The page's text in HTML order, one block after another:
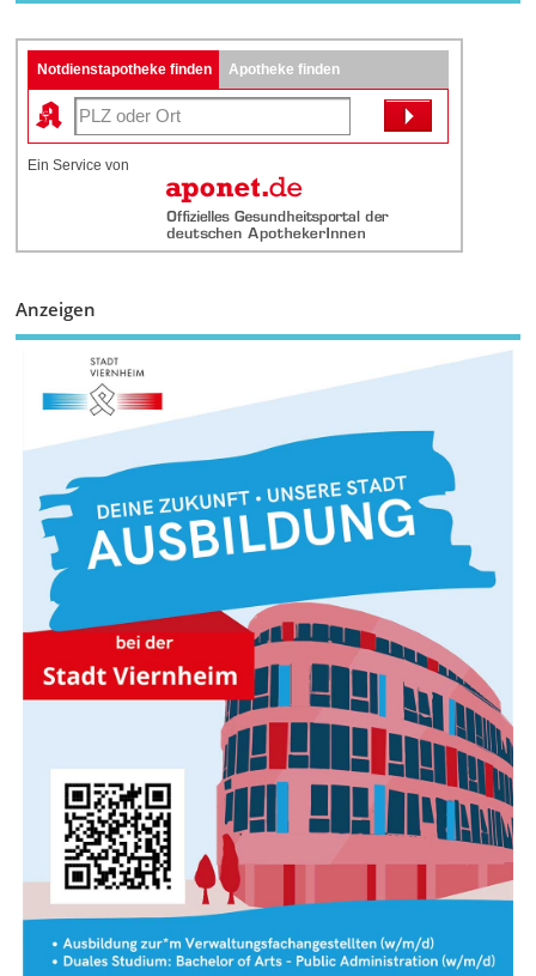
Notdienstapotheke finden Apotheke finden
Ein Service von
Anzeigen